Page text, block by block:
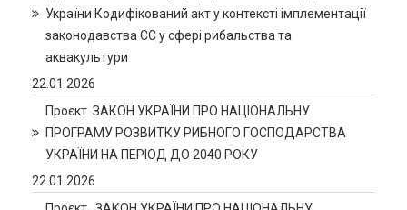
України Кодифікований акт у контексті імплементації
законодавства ЄС у сфері рибальства та
аквакультури
22.01.2026
Проєкт ЗАКОН УКРАЇНИ ПРО НАЦІОНАЛЬНУ
ПРОГРАМУ РОЗВИТКУ РИБНОГО ГОСПОДАРСТВА
УКРАЇНИ НА ПЕРІОД ДО 2040 РОКУ
22.01.2026